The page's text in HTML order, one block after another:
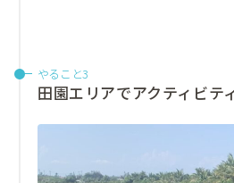
やること3
田園エリアでアクティビテ